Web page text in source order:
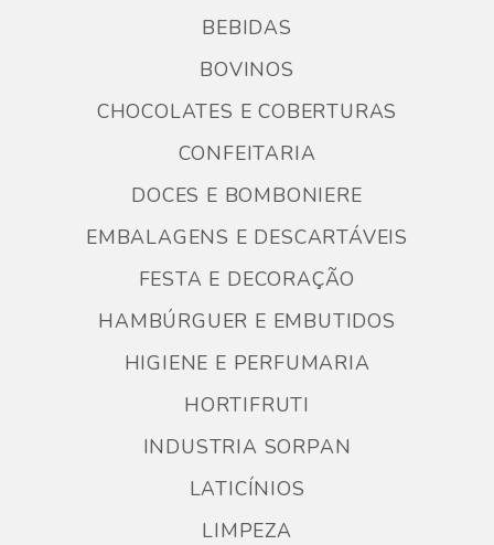
BEBIDAS
BOVINOS
CHOCOLATES E COBERTURAS
CONFEITARIA
DOCES E BOMBONIERE
EMBALAGENS E DESCARTÁVEIS
FESTA E DECORAÇÃO
HAMBÚRGUER E EMBUTIDOS
HIGIENE E PERFUMARIA
HORTIFRUTI
INDUSTRIA SORPAN
LATICÍNIOS
LIMPEZA